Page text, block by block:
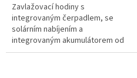
Zavlažovací hodiny s
integrovaným čerpadlem, se
solárním nabíjením a
integrovaným akumulátorem od
značky Toolcraft slouží k